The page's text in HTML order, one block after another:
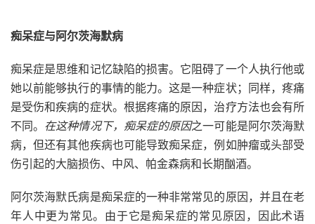
痴呆症与阿尔茨海默病
痴呆症是思维和记忆缺陷的损害。它阻碍了一个人执行他或
她以前能够执行的事情的能力。这是一种症状；同样，疼痛
是受伤和疾病的症状。根据疼痛的原因，治疗方法也会有所
不同。 在这种情况下，痴呆症的原因之一可能是阿尔茨海默
病，但还有其他疾病也可能导致痴呆症，例如肿瘤或头部受
伤引起的大脑损伤、中风、帕金森病和长期酗酒。
阿尔茨海默氏病是痴呆症的一种非常常见的原因，并且在老
年人中更为常见。由于它是痴呆症的常见原因，因此术语